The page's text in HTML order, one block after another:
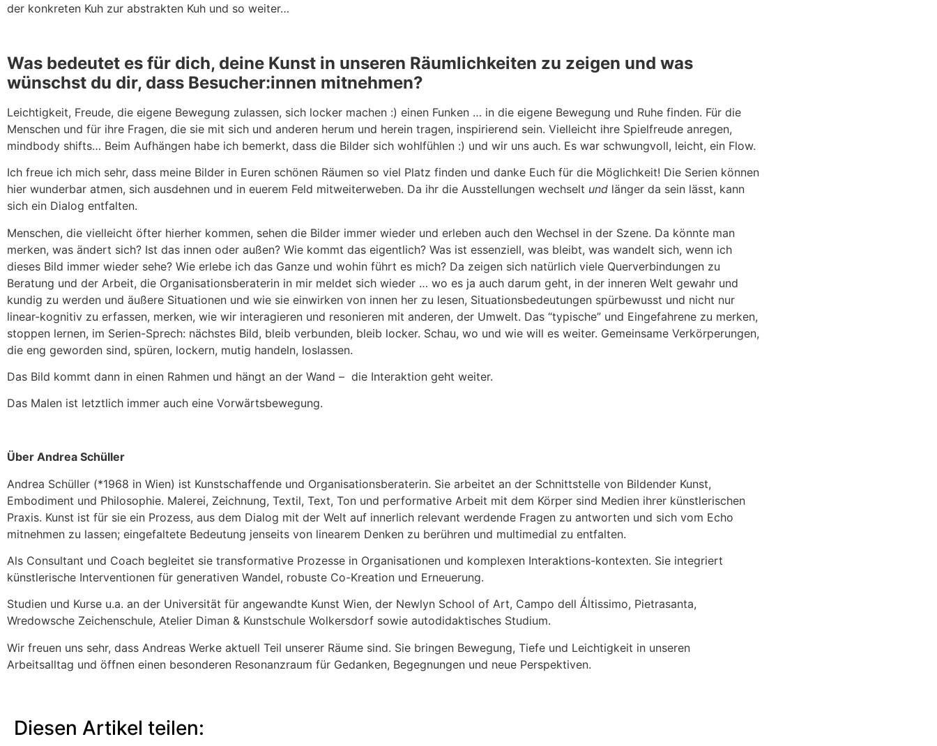
der konkreten Kuh zur abstrakten Kuh und so weiter…
Was bedeutet es für dich, deine Kunst in unseren Räumlichkeiten zu zeigen und was
wünschst du dir, dass Besucher:innen mitnehmen?
Leichtigkeit, Freude, die eigene Bewegung zulassen, sich locker machen :) einen Funken … in die eigene Bewegung und Ruhe finden. Für die
Menschen und für ihre Fragen, die sie mit sich und anderen herum und herein tragen, inspirierend sein. Vielleicht ihre Spielfreude anregen,
mindbody shifts… Beim Aufhängen habe ich bemerkt, dass die Bilder sich wohlfühlen :) und wir uns auch. Es war schwungvoll, leicht, ein Flow.
Ich freue ich mich sehr, dass meine Bilder in Euren schönen Räumen so viel Platz finden und danke Euch für die Möglichkeit! Die Serien können
hier wunderbar atmen, sich ausdehnen und in euerem Feld mitweiterweben. Da ihr die Ausstellungen wechselt und länger da sein lässt, kann
sich ein Dialog entfalten.
Menschen, die vielleicht öfter hierher kommen, sehen die Bilder immer wieder und erleben auch den Wechsel in der Szene. Da könnte man
merken, was ändert sich? Ist das innen oder außen? Wie kommt das eigentlich? Was ist essenziell, was bleibt, was wandelt sich, wenn ich
dieses Bild immer wieder sehe? Wie erlebe ich das Ganze und wohin führt es mich? Da zeigen sich natürlich viele Querverbindungen zu
Beratung und der Arbeit, die Organisationsberaterin in mir meldet sich wieder … wo es ja auch darum geht, in der inneren Welt gewahr und
kundig zu werden und äußere Situationen und wie sie einwirken von innen her zu lesen, Situationsbedeutungen spürbewusst und nicht nur
linear-kognitiv zu erfassen, merken, wie wir interagieren und resonieren mit anderen, der Umwelt. Das “typische” und Eingefahrene zu merken,
stoppen lernen, im Serien-Sprech: nächstes Bild, bleib verbunden, bleib locker. Schau, wo und wie will es weiter. Gemeinsame Verkörperungen,
die eng geworden sind, spüren, lockern, mutig handeln, loslassen.
Das Bild kommt dann in einen Rahmen und hängt an der Wand – die Interaktion geht weiter.
Das Malen ist letztlich immer auch eine Vorwärtsbewegung.
Über Andrea Schüller
Andrea Schüller (*1968 in Wien) ist Kunstschaffende und Organisationsberaterin. Sie arbeitet an der Schnittstelle von Bildender Kunst,
Embodiment und Philosophie. Malerei, Zeichnung, Textil, Text, Ton und performative Arbeit mit dem Körper sind Medien ihrer künstlerischen
Praxis. Kunst ist für sie ein Prozess, aus dem Dialog mit der Welt auf innerlich relevant werdende Fragen zu antworten und sich vom Echo
mitnehmen zu lassen; eingefaltete Bedeutung jenseits von linearem Denken zu berühren und multimedial zu entfalten.
Als Consultant und Coach begleitet sie transformative Prozesse in Organisationen und komplexen Interaktions-kontexten. Sie integriert
künstlerische Interventionen für generativen Wandel, robuste Co-Kreation und Erneuerung.
Studien und Kurse u.a. an der Universität für angewandte Kunst Wien, der Newlyn School of Art, Campo dell Áltissimo, Pietrasanta,
Wredowsche Zeichenschule, Atelier Diman & Kunstschule Wolkersdorf sowie autodidaktisches Studium.
Wir freuen uns sehr, dass Andreas Werke aktuell Teil unserer Räume sind. Sie bringen Bewegung, Tiefe und Leichtigkeit in unseren
Arbeitsalltag und öffnen einen besonderen Resonanzraum für Gedanken, Begegnungen und neue Perspektiven.
Diesen Artikel teilen: